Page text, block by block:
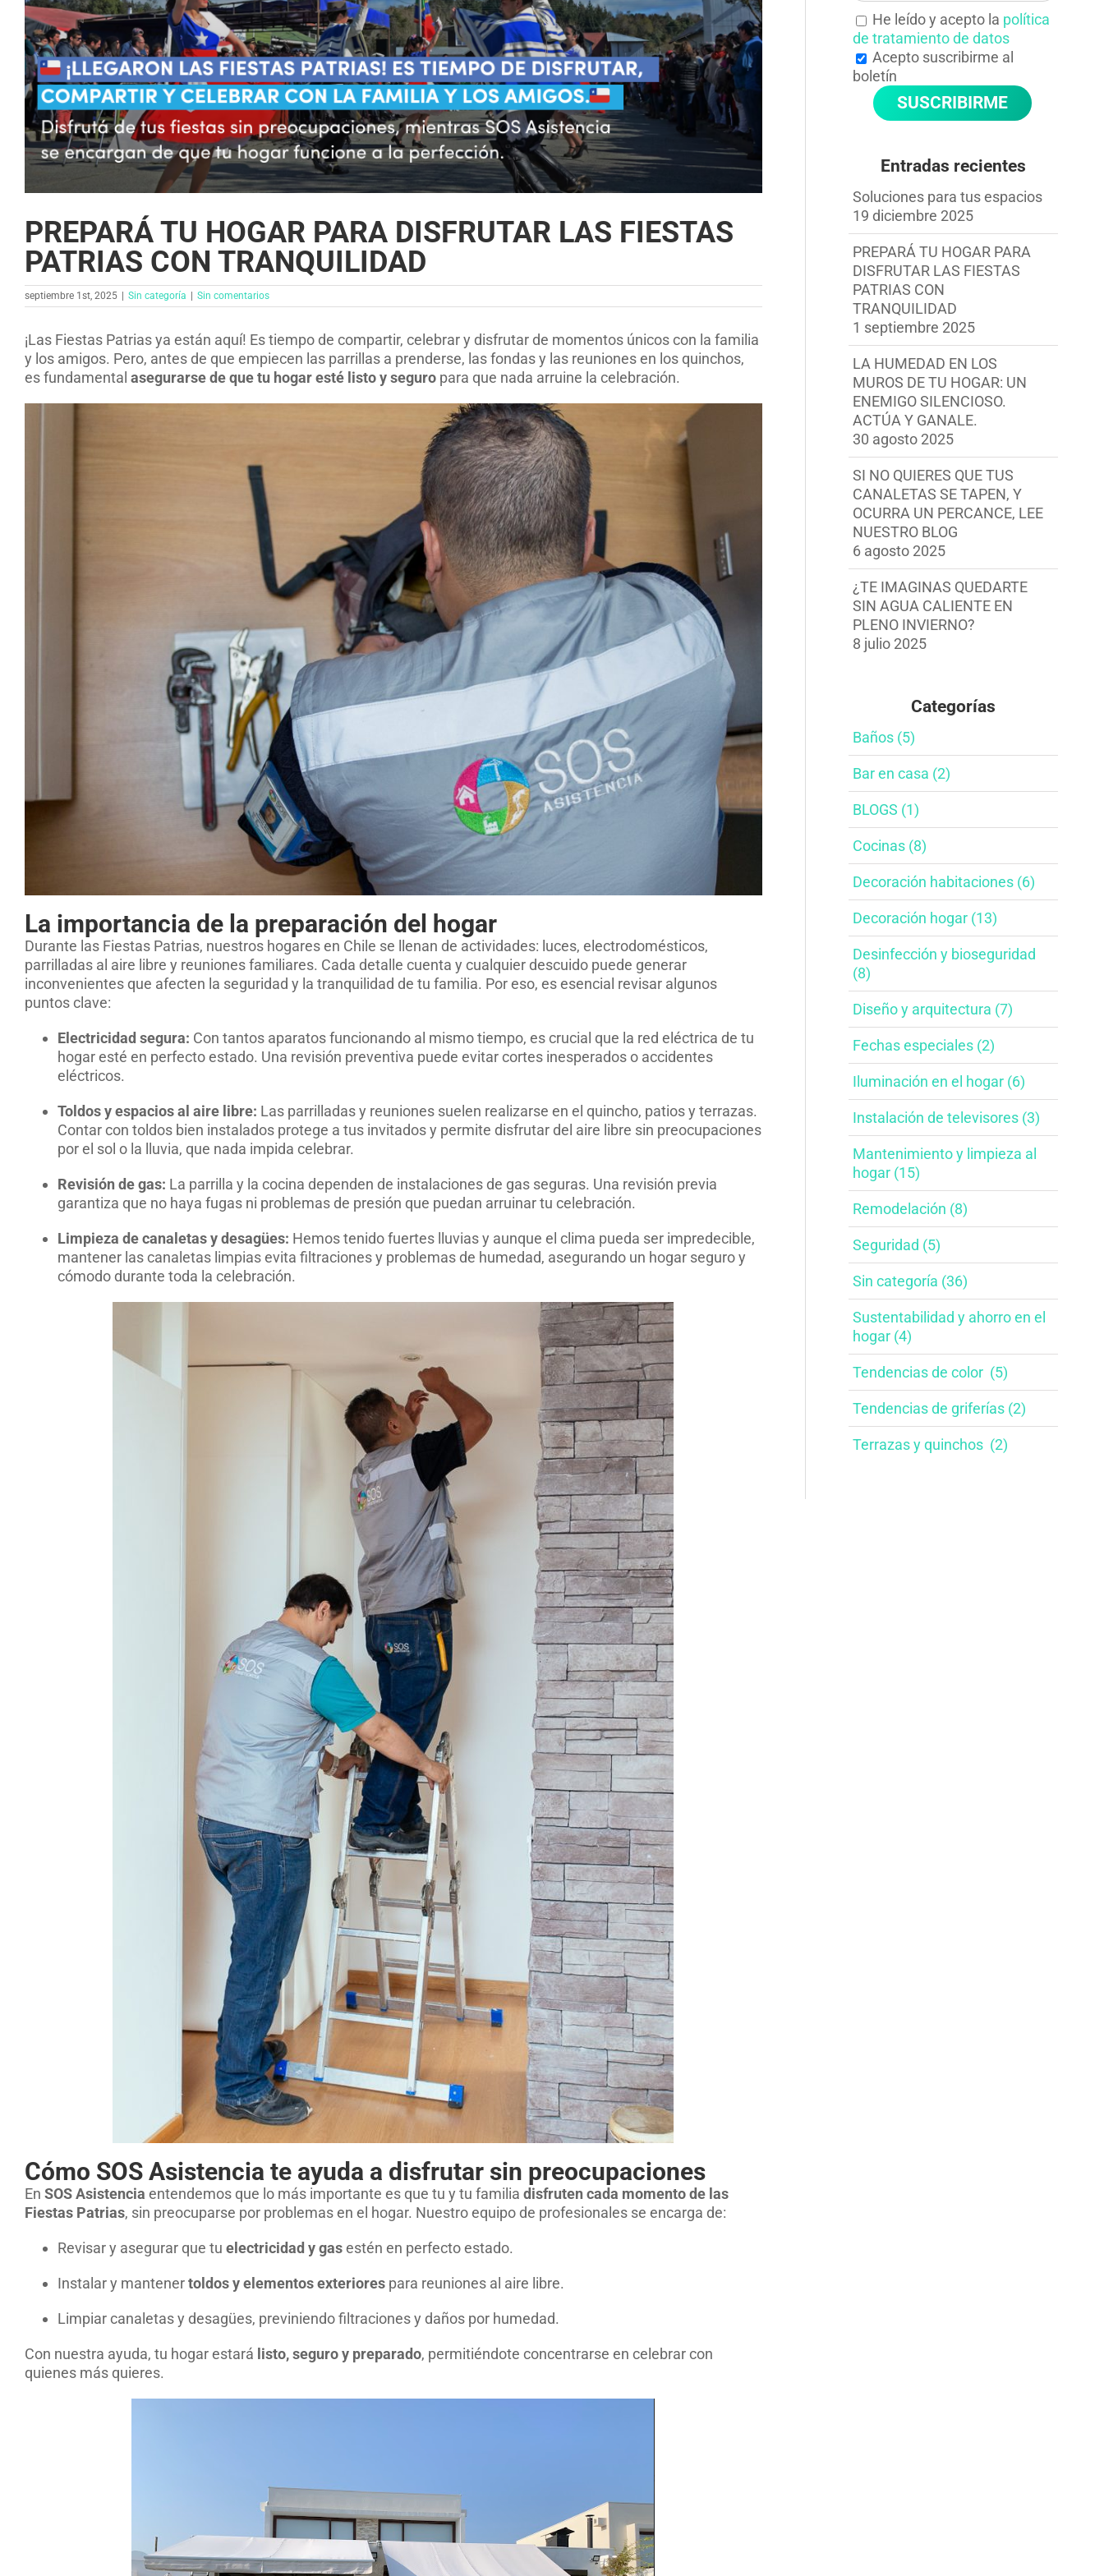
PREPARÁ TU HOGAR PARA DISFRUTAR LAS FIESTAS
PATRIAS CON TRANQUILIDAD
septiembre 1st, 2025 Sin categoría Sin comentarios
¡Las Fiestas Patrias ya están aquí! Es tiempo de compartir, celebrar y disfrutar de momentos únicos con la familia
y los amigos. Pero, antes de que empiecen las parrillas a prenderse, las fondas y las reuniones en los quinchos,
es fundamental asegurarse de que tu hogar esté listo y seguro para que nada arruine la celebración.
La importancia de la preparación del hogar
Durante las Fiestas Patrias, nuestros hogares en Chile se llenan de actividades: luces, electrodomésticos,
parrilladas al aire libre y reuniones familiares. Cada detalle cuenta y cualquier descuido puede generar
inconvenientes que afecten la seguridad y la tranquilidad de tu familia. Por eso, es esencial revisar algunos
puntos clave:
Electricidad segura: Con tantos aparatos funcionando al mismo tiempo, es crucial que la red eléctrica de tu
hogar esté en perfecto estado. Una revisión preventiva puede evitar cortes inesperados o accidentes
eléctricos.
Toldos y espacios al aire libre: Las parrilladas y reuniones suelen realizarse en el quincho, patios y terrazas.
Contar con toldos bien instalados protege a tus invitados y permite disfrutar del aire libre sin preocupaciones
por el sol o la lluvia, que nada impida celebrar.
Revisión de gas: La parrilla y la cocina dependen de instalaciones de gas seguras. Una revisión previa
garantiza que no haya fugas ni problemas de presión que puedan arruinar tu celebración.
Limpieza de canaletas y desagües: Hemos tenido fuertes lluvias y aunque el clima pueda ser impredecible,
mantener las canaletas limpias evita filtraciones y problemas de humedad, asegurando un hogar seguro y
cómodo durante toda la celebración.
Cómo SOS Asistencia te ayuda a disfrutar sin preocupaciones
En SOS Asistencia entendemos que lo más importante es que tu y tu familia disfruten cada momento de las
Fiestas Patrias, sin preocuparse por problemas en el hogar. Nuestro equipo de profesionales se encarga de:
Revisar y asegurar que tu electricidad y gasestén en perfecto estado.
Instalar y mantenertoldos y elementos exteriores para reuniones al aire libre.
Limpiar canaletas y desagües, previniendo filtraciones y daños por humedad.
Con nuestra ayuda, tu hogar estará listo, seguro y preparado, permitiéndote concentrarse en celebrar con
quienes más quieres.
He leído y acepto la política
de tratamiento de datos
Acepto suscribirme al
boletín
Entradas recientes
Soluciones para tus espacios
19 diciembre 2025
PREPARÁ TU HOGAR PARA
DISFRUTAR LAS FIESTAS
PATRIAS CON
TRANQUILIDAD
1 septiembre 2025
LA HUMEDAD EN LOS
MUROS DE TU HOGAR: UN
ENEMIGO SILENCIOSO.
ACTÚA Y GANALE.
30 agosto 2025
SI NO QUIERES QUE TUS
CANALETAS SE TAPEN, Y
OCURRA UN PERCANCE, LEE
NUESTRO BLOG
6 agosto 2025
¿TE IMAGINAS QUEDARTE
SIN AGUA CALIENTE EN
PLENO INVIERNO?
8 julio 2025
Categorías
Baños​ (5)
Bar en casa​ (2)
BLOGS (1)
Cocinas (8)
Decoración habitaciones​ (6)
Decoración hogar (13)
Desinfección y bioseguridad​
(8)
Diseño y arquitectura​ (7)
Fechas especiales​ (2)
Iluminación en el hogar​ (6)
Instalación de televisores​ (3)
Mantenimiento y limpieza al
hogar​ (15)
Remodelación​ (8)
Seguridad (5)
Sin categoría (36)
Sustentabilidad y ahorro en el
hogar​ (4)
Tendencias de color ​ (5)
Tendencias de griferías​ (2)
Terrazas y quinchos ​ (2)